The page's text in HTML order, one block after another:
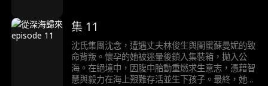
當場揭穿二人罪行。兩人驚慌失措，在眾人面前上
演互相揭發、狗咬狗的醜態，其謀害沈念、企圖侵
吞沈氏家產、甚至曾對沈浩然下毒手的全部陰謀徹
底曝光。沈父沈崇遠也早已洞悉陰謀，假意病重配
合，此刻現身完成最終清算。
集 11
沈氏集團沈念，遭遇丈夫林俊生與閨蜜蘇曼妮的致
命背叛。懷孕的她被迷暈後鎖入集裝箱，拋入公
海。在絕境中，因腹中胎動重燃求生意志，憑藉智
慧與毅力在海上艱難存活並生下孩子。最終，她被